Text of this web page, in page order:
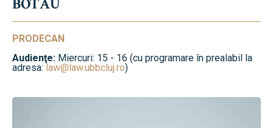
BOTĂU
PRODECAN
Audienţe: Miercuri: 15 - 16 (cu programare în prealabil la
adresa: law@law.ubbcluj.ro)